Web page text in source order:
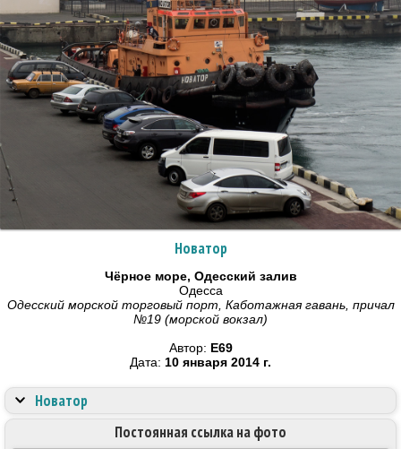
Новатор
Чёрное море, Одесский залив
Одесса
Одесский морской торговый порт, Каботажная гавань, причал
№19 (морской вокзал)
Автор: E69
Дата: 10 января 2014 г.
Постоянная ссылка на фото
Новатор